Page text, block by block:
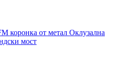
коронка от метал Оклузална
мост